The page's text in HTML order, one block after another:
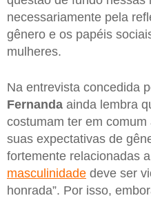
necessariamente pela
gênero e os papéis
mulheres.
Na entrevista concedida
Fernanda ainda lembra
costumam ter em
suas expectativas de
fortemente relacionadas
masculinidade deve ser
honrada”. Por isso,